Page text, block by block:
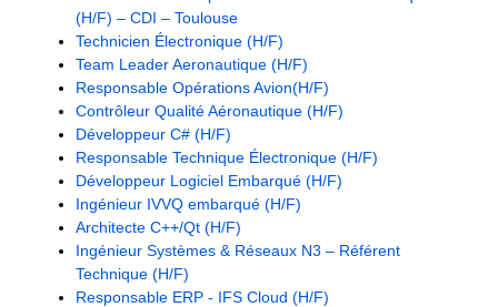
(H/F) – CDI – Toulouse
Technicien Électronique (H/F)
Team Leader Aeronautique (H/F)
Responsable Opérations Avion(H/F)
Contrôleur Qualité Aéronautique (H/F)
Développeur C# (H/F)
Responsable Technique Électronique (H/F)
Développeur Logiciel Embarqué (H/F)
Ingénieur IVVQ embarqué (H/F)
Architecte C++/Qt (H/F)
Ingénieur Systèmes & Réseaux N3 – Référent
Technique (H/F)
Responsable ERP - IFS Cloud (H/F)